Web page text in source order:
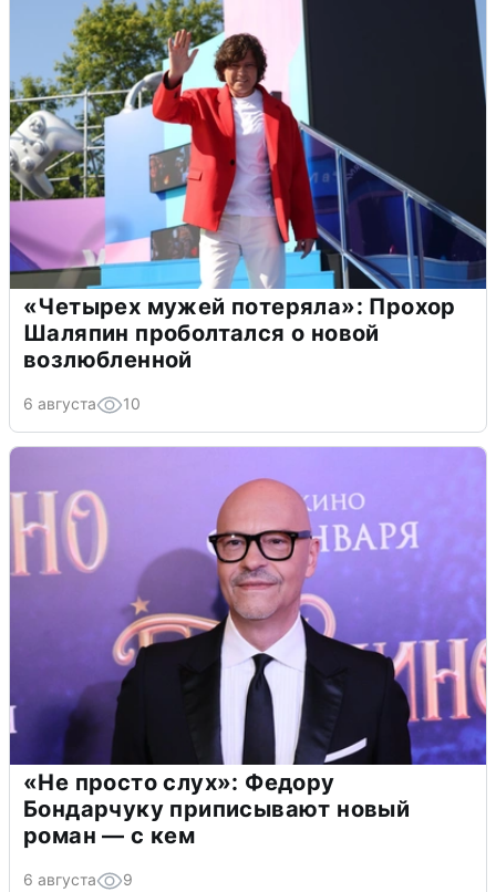
«Четырех мужей потеряла»: Прохор
Шаляпин проболтался о новой
возлюбленной
6 августа 10
«Не просто слух»: Федору
Бондарчуку приписывают новый
роман — с кем
6 августа 9